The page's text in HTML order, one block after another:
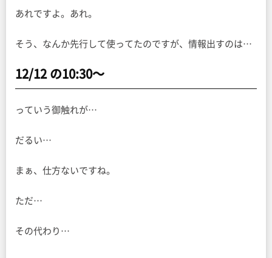
あれですよ。あれ。
そう、なんか先行して使ってたのですが、情報出すのは…
12/12 の10:30〜
っていう御触れが…
だるい…
まぁ、仕方ないですね。
ただ…
その代わり…